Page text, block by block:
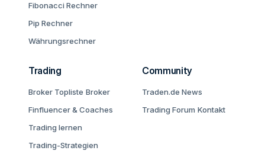
Fibonacci Rechner
Pip Rechner
Währungsrechner
Trading
Broker Topliste Broker
Finfluencer & Coaches
Trading lernen
Trading-Strategien
Community
Traden.de News
Trading Forum Kontakt